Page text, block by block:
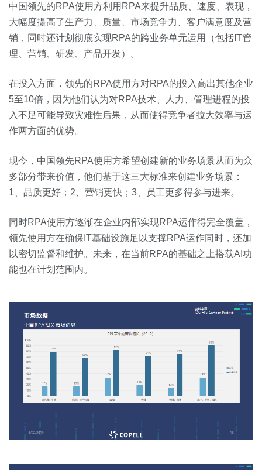
中国领先的RPA使用方利用RPA来提升品质、速度、表现，
大幅度提高了生产力、质量、市场竞争力、客户满意度及营
销，同时还计划彻底实现RPA的跨业务单元运用（包括IT管
理、营销、研发、产品开发）。
在投入方面，领先的RPA使用方对RPA的投入高出其他企业
5至10倍，因为他们认为对RPA技术、人力、管理进程的投
入不足可能导致灾难性后果，从而使得竞争者拉大效率与运
作两方面的优势。
现今，中国领先RPA使用方希望创建新的业务场景从而为众
多部分带来价值，他们基于这三大标准来创建业务场景：
1、品质更好；2、营销更快；3、员工更多得参与进来。
同时RPA使用方逐渐在企业内部实现RPA运作得完全覆盖，
领先使用方在确保IT基础设施足以支撑RPA运作同时，还加
以密切监督和维护。未来，在当前RPA的基础之上搭载AI功
能也在计划范围内。